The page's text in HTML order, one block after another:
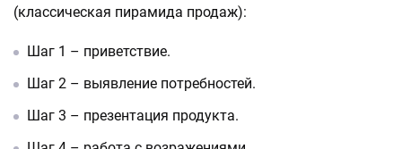
(классическая пирамида продаж):
Шаг 1 – приветствие.
Шаг 2 – выявление потребностей.
Шаг 3 – презентация продукта.